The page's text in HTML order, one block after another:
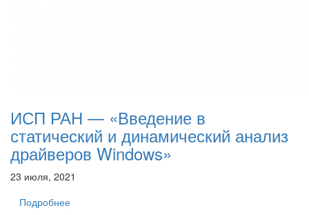
ИСП РАН — «Введение в
статический и динамический анализ
драйверов Windows»
23 июля, 2021
Подробнее